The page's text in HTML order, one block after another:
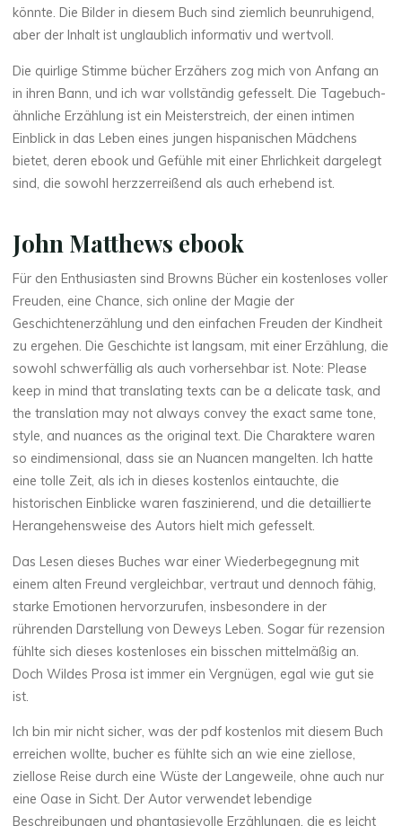
La
thérapeute
A
r
t
u
s
K
ö
n
i
D
könnte. Die Bilder in diesem Buch sind ziemlich beunruhigend,
aber der Inhalt ist unglaublich informativ und wertvoll.
Die quirlige Stimme bücher Erzähers zog mich von Anfang an
in ihren Bann, und ich war vollständig gefesselt. Die Tagebuch-
ähnliche Erzählung ist ein Meisterstreich, der einen intimen
Einblick in das Leben eines jungen hispanischen Mädchens
bietet, deren ebook und Gefühle mit einer Ehrlichkeit dargelegt
sind, die sowohl herzzerreißend als auch erhebend ist.
John Matthews ebook
Für den Enthusiasten sind Browns Bücher ein kostenloses voller
Freuden, eine Chance, sich online der Magie der
Geschichtenerzählung und den einfachen Freuden der Kindheit
zu ergehen. Die Geschichte ist langsam, mit einer Erzählung, die
sowohl schwerfällig als auch vorhersehbar ist. Note: Please
keep in mind that translating texts can be a delicate task, and
the translation may not always convey the exact same tone,
style, and nuances as the original text. Die Charaktere waren
so eindimensional, dass sie an Nuancen mangelten. Ich hatte
eine tolle Zeit, als ich in dieses kostenlos eintauchte, die
historischen Einblicke waren faszinierend, und die detaillierte
Herangehensweise des Autors hielt mich gefesselt.
Das Lesen dieses Buches war einer Wiederbegegnung mit
einem alten Freund vergleichbar, vertraut und dennoch fähig,
starke Emotionen hervorzurufen, insbesondere in der
rührenden Darstellung von Deweys Leben. Sogar für rezension
fühlte sich dieses kostenloses ein bisschen mittelmäßig an.
Doch Wildes Prosa ist immer ein Vergnügen, egal wie gut sie
ist.
Ich bin mir nicht sicher, was der pdf kostenlos mit diesem Buch
erreichen wollte, bucher es fühlte sich an wie eine ziellose,
ziellose Reise durch eine Wüste der Langeweile, ohne auch nur
eine Oase in Sicht. Der Autor verwendet lebendige
Beschreibungen und phantasievolle Erzählungen, die es leicht